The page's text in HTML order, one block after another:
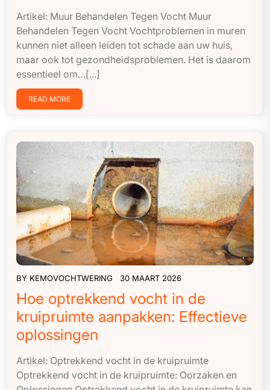
Artikel: Muur Behandelen Tegen Vocht Muur
Behandelen Tegen Vocht Vochtproblemen in muren
kunnen niet alleen leiden tot schade aan uw huis,
maar ook tot gezondheidsproblemen. Het is daarom
essentieel om…[...]
READ MORE
BY KEMOVOCHTWERING 30 MAART 2026
Hoe optrekkend vocht in de
kruipruimte aanpakken: Effectieve
oplossingen
Artikel: Optrekkend vocht in de kruipruimte
Optrekkend vocht in de kruipruimte: Oorzaken en